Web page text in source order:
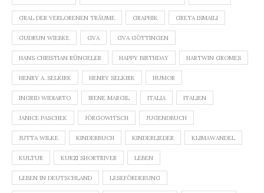
GRAL DER VERLORENEN TRÄUME GRAPHIK GRETA ISMAILI
GUDRUN WIEBKE GVA GVA GÖTTINGEN
HANS CHRISTIAN RÜNGELER HAPPY BIRTHDAY HARTWIN GROMES
HENRY A. SELKIRK HENRY SELKIRK HUMOR
INGRID WIDIARTO IRENE MARGIL ITALIA ITALIEN
JANICE PASCHEK JÖRGOWITSCH JUGENDBUCH
JUTTA WILKE KINDERBUCH KINDERLIEDER KLIMAWANDEL
KULTUR KURZI SHORTRIVER LEBEN
LEBEN IN DEUTSCHLAND LESEFÖRDERUNG